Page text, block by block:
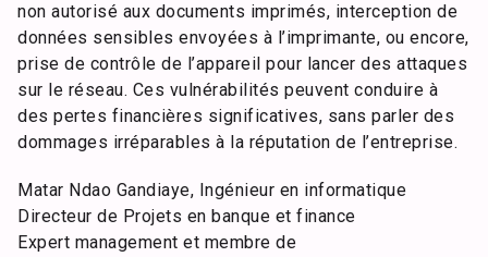
non autorisé aux documents imprimés, interception de
données sensibles envoyées à l’imprimante, ou encore,
prise de contrôle de l’appareil pour lancer des attaques
sur le réseau. Ces vulnérabilités peuvent conduire à
des pertes financières significatives, sans parler des
dommages irréparables à la réputation de l’entreprise.
Matar Ndao Gandiaye, Ingénieur en informatique
Directeur de Projets en banque et finance
Expert management et membre de